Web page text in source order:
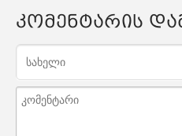
კომენტარის